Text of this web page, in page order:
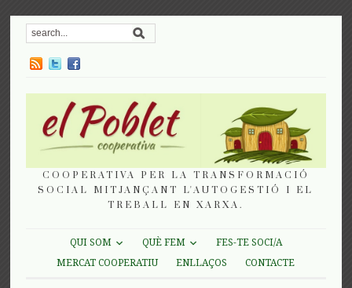
COOPERATIVA PER LA TRANSFORMACIÓ
SOCIAL MITJANÇANT L'AUTOGESTIÓ I EL
TREBALL EN XARXA.
QUI SOM QUÈ FEM
FES-TE SOCI/A
MERCAT COOPERATIU
ENLLAÇOS CONTACTE